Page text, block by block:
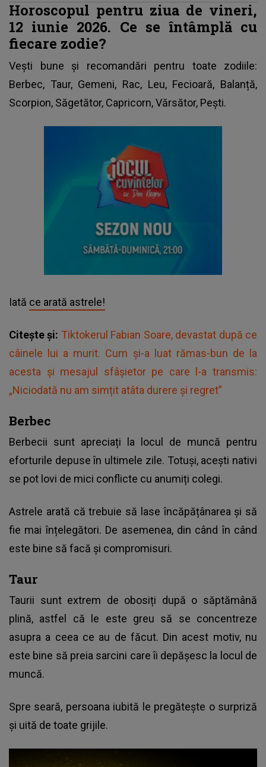
Horoscopul pentru ziua de vineri,
12 iunie 2026. Ce se întâmplă cu
fiecare zodie?
Vești bune și recomandări pentru toate zodiile:
Berbec, Taur, Gemeni, Rac, Leu, Fecioară, Balanță,
Scorpion, Săgetător, Capricorn, Vărsător, Pești.
Iată ce arată astrele!
Citește și: Tiktokerul Fabian Soare, devastat după ce
câinele lui a murit. Cum și-a luat rămas-bun de la
acesta și mesajul sfâșietor pe care l-a transmis:
„Niciodată nu am simțit atâta durere și regret”
Berbec
Berbecii sunt apreciați la locul de muncă pentru
eforturile depuse în ultimele zile. Totuși, acești nativi
se pot lovi de mici conflicte cu anumiți colegi.
Astrele arată că trebuie să lase încăpățânarea și să
fie mai înțelegători. De asemenea, din când în când
este bine să facă și compromisuri.
Taur
Taurii sunt extrem de obosiți după o săptămână
plină, astfel că le este greu să se concentreze
asupra a ceea ce au de făcut. Din acest motiv, nu
este bine să preia sarcini care îi depășesc la locul de
muncă.
Spre seară, persoana iubită le pregătește o surpriză
și uită de toate grijile.